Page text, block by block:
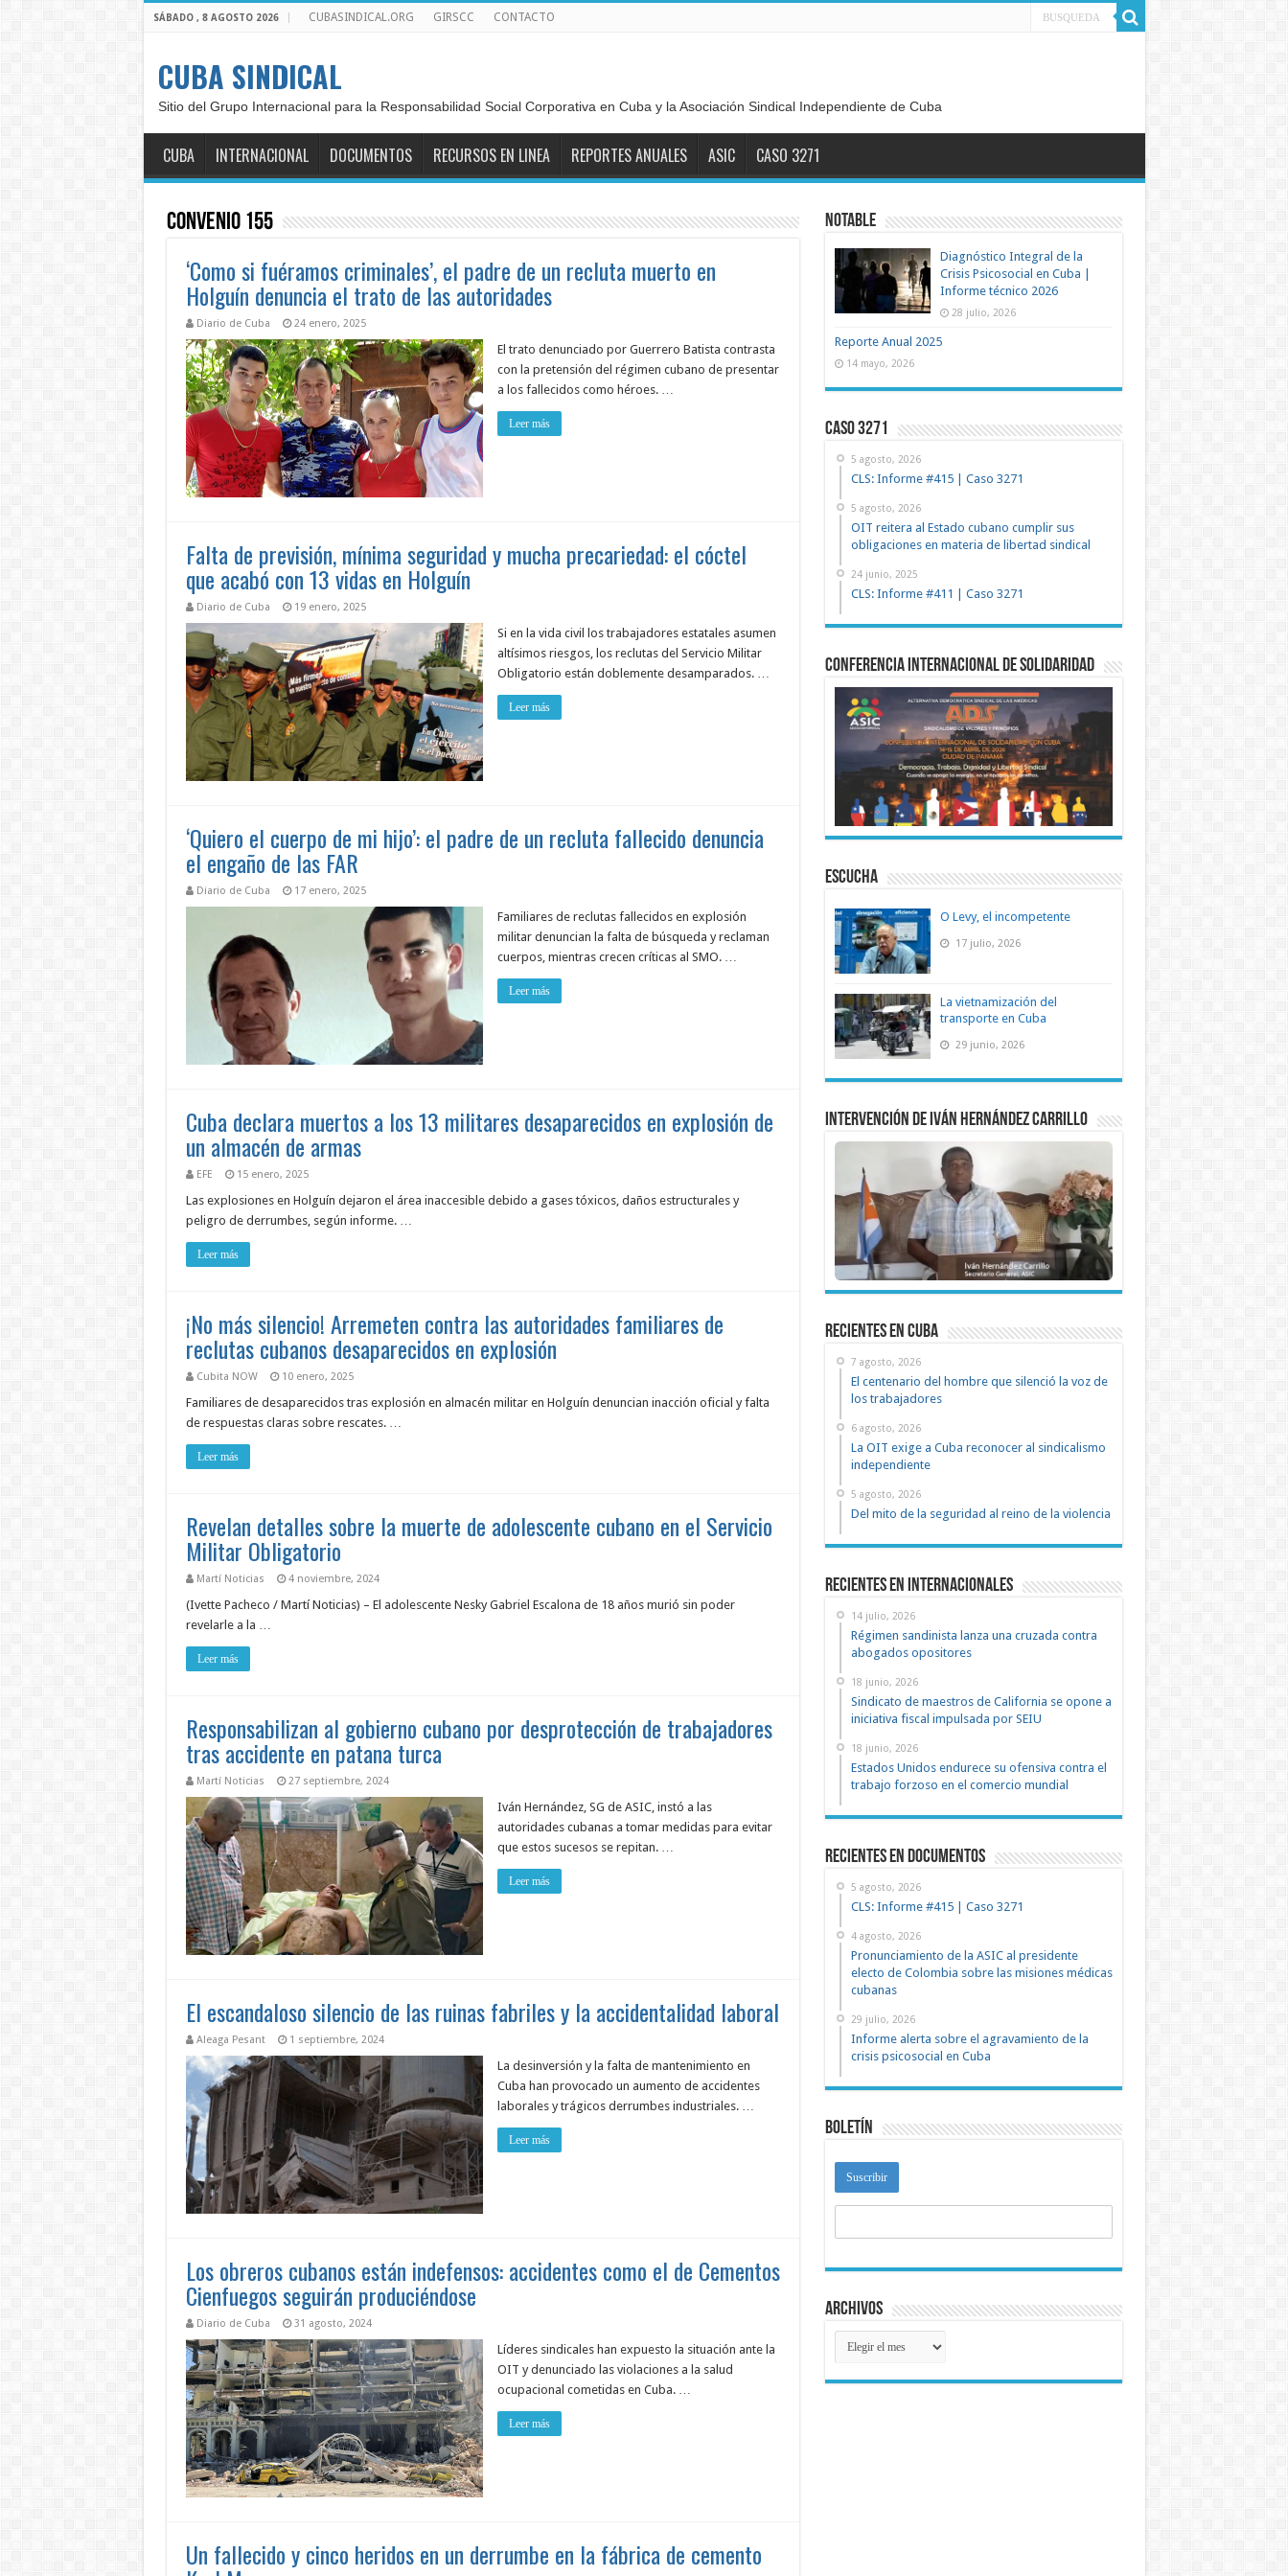
SÁBADO , 8 AGOSTO 2026 CUBASINDICAL.ORG GIRSCC CONTACTO
CUBA SINDICAL
Sitio del Grupo Internacional para la Responsabilidad Social Corporativa en Cuba y la Asociación Sindical Independiente de Cuba
CUBA INTERNACIONAL DOCUMENTOS RECURSOS EN LINEA REPORTES ANUALES ASIC CASO 3271
Convenio 155
‘Como si fuéramos criminales’, el padre de un recluta muerto en
Holguín denuncia el trato de las autoridades
Diario de Cuba 24 enero, 2025
El trato denunciado por Guerrero Batista contrasta
con la pretensión del régimen cubano de presentar
a los fallecidos como héroes. …
Leer más
Falta de previsión, mínima seguridad y mucha precariedad: el cóctel
que acabó con 13 vidas en Holguín
Diario de Cuba 19 enero, 2025
Si en la vida civil los trabajadores estatales asumen
altísimos riesgos, los reclutas del Servicio Militar
Obligatorio están doblemente desamparados. …
Leer más
‘Quiero el cuerpo de mi hijo’: el padre de un recluta fallecido denuncia
el engaño de las FAR
Diario de Cuba 17 enero, 2025
Familiares de reclutas fallecidos en explosión
militar denuncian la falta de búsqueda y reclaman
cuerpos, mientras crecen críticas al SMO. …
Leer más
Cuba declara muertos a los 13 militares desaparecidos en explosión de
un almacén de armas
EFE 15 enero, 2025
Las explosiones en Holguín dejaron el área inaccesible debido a gases tóxicos, daños estructurales y
peligro de derrumbes, según informe. …
Leer más
¡No más silencio! Arremeten contra las autoridades familiares de
reclutas cubanos desaparecidos en explosión
Cubita NOW 10 enero, 2025
Familiares de desaparecidos tras explosión en almacén militar en Holguín denuncian inacción oficial y falta
de respuestas claras sobre rescates. …
Leer más
Revelan detalles sobre la muerte de adolescente cubano en el Servicio
Militar Obligatorio
Martí Noticias 4 noviembre, 2024
(Ivette Pacheco / Martí Noticias) – El adolescente Nesky Gabriel Escalona de 18 años murió sin poder
revelarle a la …
Leer más
Responsabilizan al gobierno cubano por desprotección de trabajadores
tras accidente en patana turca
Martí Noticias 27 septiembre, 2024
Iván Hernández, SG de ASIC, instó a las
autoridades cubanas a tomar medidas para evitar
que estos sucesos se repitan. …
Leer más
El escandaloso silencio de las ruinas fabriles y la accidentalidad laboral
Aleaga Pesant 1 septiembre, 2024
La desinversión y la falta de mantenimiento en
Cuba han provocado un aumento de accidentes
laborales y trágicos derrumbes industriales. …
Leer más
Los obreros cubanos están indefensos: accidentes como el de Cementos
Cienfuegos seguirán produciéndose
Diario de Cuba 31 agosto, 2024
Líderes sindicales han expuesto la situación ante la
OIT y denunciado las violaciones a la salud
ocupacional cometidas en Cuba. …
Leer más
Un fallecido y cinco heridos en un derrumbe en la fábrica de cemento
NOTABLE
Diagnóstico Integral de la
Crisis Psicosocial en Cuba |
Informe técnico 2026
28 julio, 2026
Reporte Anual 2025
14 mayo, 2026
Caso 3271
5 agosto, 2026
CLS: Informe #415 | Caso 3271
5 agosto, 2026
OIT reitera al Estado cubano cumplir sus
obligaciones en materia de libertad sindical
24 junio, 2025
CLS: Informe #411 | Caso 3271
Conferencia Internacional de Solidaridad
ESCUCHA
O Levy, el incompetente
17 julio, 2026
La vietnamización del
transporte en Cuba
29 junio, 2026
Intervención de Iván Hernández Carrillo
recientes en cuba
7 agosto, 2026
El centenario del hombre que silenció la voz de
los trabajadores
6 agosto, 2026
La OIT exige a Cuba reconocer al sindicalismo
independiente
5 agosto, 2026
Del mito de la seguridad al reino de la violencia
Recientes en Internacionales
14 julio, 2026
Régimen sandinista lanza una cruzada contra
abogados opositores
18 junio, 2026
Sindicato de maestros de California se opone a
iniciativa fiscal impulsada por SEIU
18 junio, 2026
Estados Unidos endurece su ofensiva contra el
trabajo forzoso en el comercio mundial
recientes en documentos
5 agosto, 2026
CLS: Informe #415 | Caso 3271
4 agosto, 2026
Pronunciamiento de la ASIC al presidente
electo de Colombia sobre las misiones médicas
cubanas
29 julio, 2026
Informe alerta sobre el agravamiento de la
crisis psicosocial en Cuba
Boletín
Archivos
Archivos